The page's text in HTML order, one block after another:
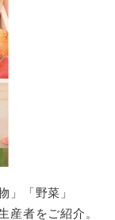
」「野菜」
産者をご紹介。